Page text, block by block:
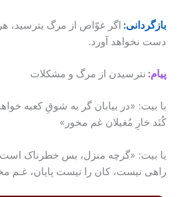
بازگردانی: اگر غوّاص از مرگ بترسید،
دست نخواهد آورد.
پیام: نترسیدن از مرگ و مشکلات
با بیت: «در بیابان گر به شوقِ کعبه
کُنَد خارِ مُغیلان غم مخور»
یا بیت: «گرچه منزل، بس خطرناک
راهی نیست، کان را نیست پایان، غـم